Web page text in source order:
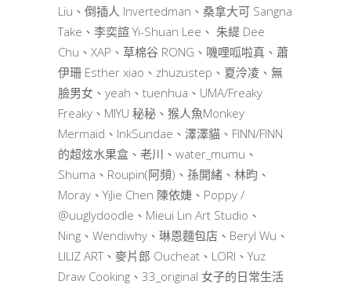
Liu、倒插人 Invertedman、桑拿大可 Sangna
Take、李奕諠 Yi-Shuan Lee、 朱緹 Dee
Chu、XAP、草棉谷 RONG、嘰哩呱啦真、蕭
伊珊 Esther xiao、zhuzustep、夏泠凌、無
臉男女、yeah、tuenhua、UMA/Freaky
Freaky、MIYU 秘秘、猴人魚Monkey
Mermaid、InkSundae、澤澤貓、FINN/FINN
的超炫水果盒、老川、water_mumu、
Shuma、Roupin(阿頻)、孫開緒、林昀、
Moray、YiJie Chen 陳依婕、Poppy /
@uuglydoodle、Mieui Lin Art Studio、
Ning、Wendiwhy、琳恩麵包店、Beryl Wu、
LILIZ ART、麥片郎 Oucheat、LORI、Yuz
Draw Cooking、33_original 女子的日常生活